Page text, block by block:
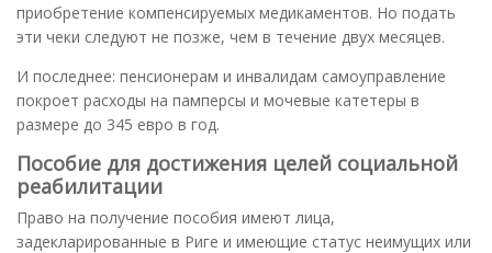
приобретение компенсируемых медикаментов. Но подать
эти чеки следуют не позже, чем в течение двух месяцев.
И последнее: пенсионерам и инвалидам самоуправление
покроет расходы на памперсы и мочевые катетеры в
размере до 345 евро в год.
Пособие для достижения целей социальной
реабилитации
Право на получение пособия имеют лица,
задекларированные в Риге и имеющие статус неимущих или